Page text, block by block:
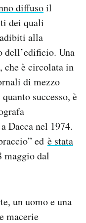
diffusoil
dei quali
alla
dell’edificio. Una
che è circolata in
di mezzo
successo, è
Dacca nel 1974.
ed è stata
maggio dal
un uomo e una
macerie